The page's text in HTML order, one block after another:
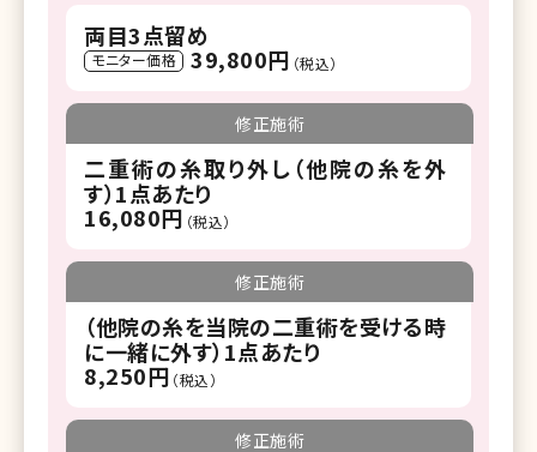
両目3点留め
モニター価格 39,800円 （税込）
修正施術
二重術の糸取り外し（他院の糸を外
す）1点あたり
16,080円 （税込）
修正施術
（他院の糸を当院の二重術を受ける時
に一緒に外す）1点あたり
8,250円 （税込）
修正施術